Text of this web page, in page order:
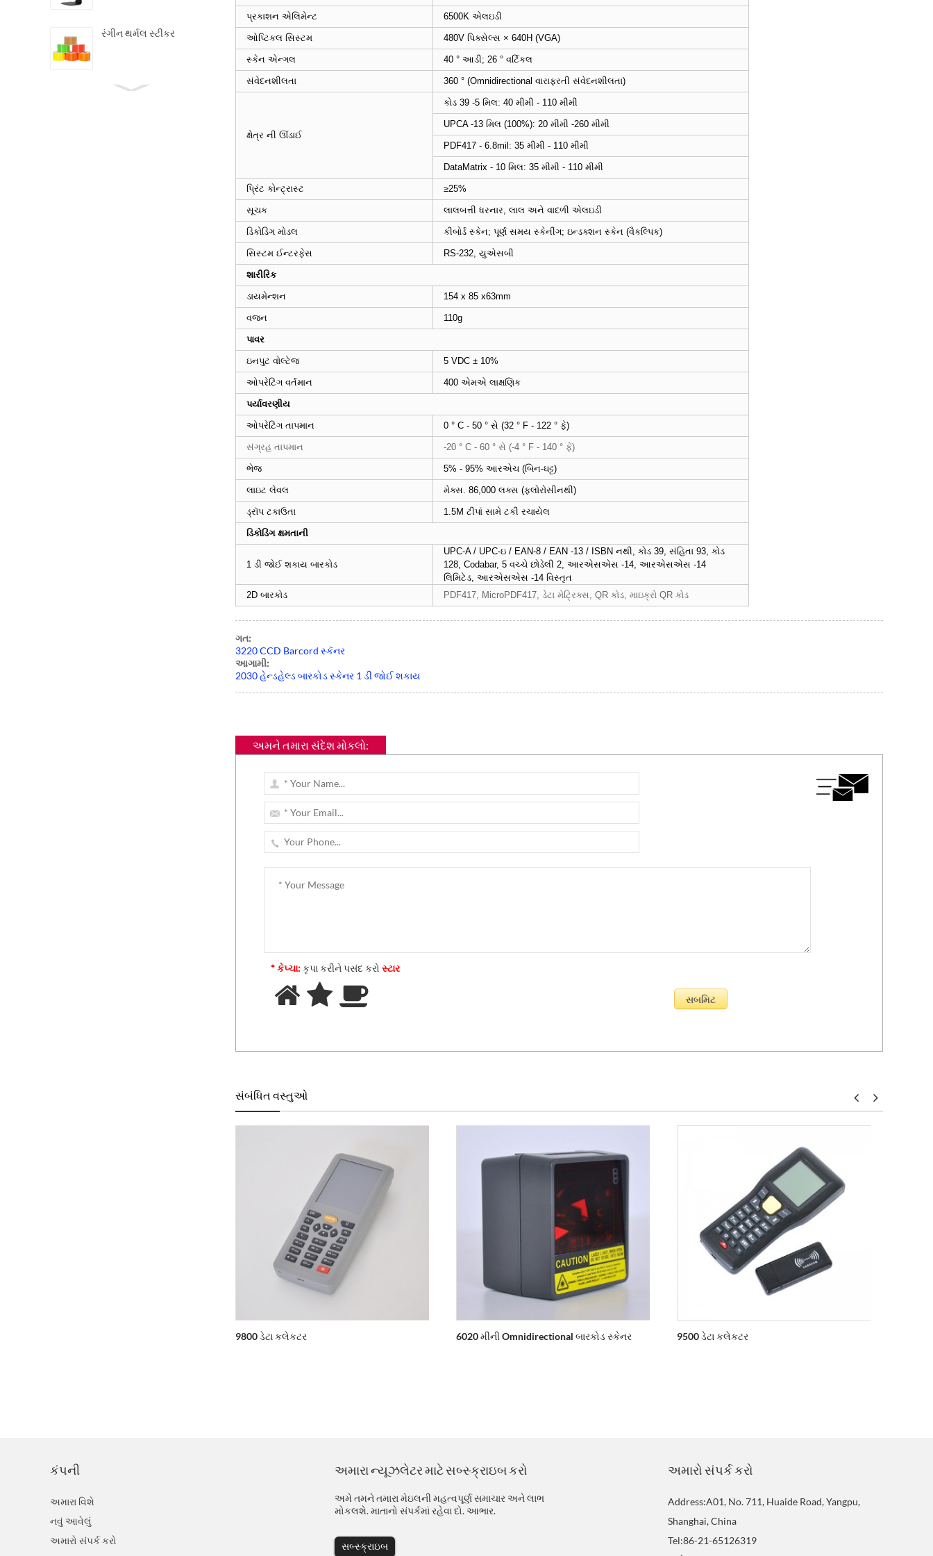
રંગીન થર્મલ સ્ટીકર
મીની ડાયરેક્ટ થર્મલ બારકોડ
પ્રકાશન એલિમેન્ટ 6500K એલઇડી
ઓપ્ટિકલ સિસ્ટમ 480V પિક્સેલ્સ × 640H (VGA)
સ્કેન એન્ગલ 40 ° આડી; 26 ° વર્ટિકલ
સંવેદનશીલતા 360 ° (Omnidirectional વારાફરતી સંવેદનશીલતા)
ક્ષેત્ર ની ઊંડાઈ
કોડ 39 -5 મિલ: 40 મીમી - 110 મીમી
UPCA -13 મિલ (100%): 20 મીમી -260 મીમી
PDF417 - 6.8mil: 35 મીમી - 110 મીમી
DataMatrix - 10 મિલ: 35 મીમી - 110 મીમી
પ્રિંટ કોન્ટ્રાસ્ટ ≥25%
સૂચક લાલબત્તી ધરનાર, લાલ અને વાદળી એલઇડી
ડિકોડિંગ મોડલ કીબોર્ડ સ્કેન; પૂર્ણ સમય સ્કેનીંગ; ઇન્ડક્શન સ્કેન (વૈકલ્પિક)
સિસ્ટમ ઈન્ટરફેસ RS-232, યુએસબી
શારીરિક
ડાયમેન્શન 154 x 85 x63mm
વજન 110g
પાવર
ઇનપુટ વોલ્ટેજ 5 VDC ± 10%
ઓપરેટિંગ વર્તમાન 400 એમએ લાક્ષણિક
પર્યાવરણીય
ઓપરેટિંગ તાપમાન 0 ° C - 50 ° સે (32 ° F - 122 ° ફે)
સંગ્રહ તાપમાન -20 ° C - 60 ° સે (-4 ° F - 140 ° ફે)
ભેજ 5% - 95% આરએચ (બિન-ઘટ્ટ)
લાઇટ લેવલ મેક્સ. 86,000 લક્સ (ફ્લોરોસીનથી)
ડ્રૉપ ટકાઉતા 1.5M ટીપાં સામે ટકી રચાયેલ
ડિકોડિંગ ક્ષમતાની
1 ડી જોઈ શકાય બારકોડ
UPC-A / UPC-ઇ / EAN-8 / EAN -13 / ISBN નથી, કોડ 39, સંહિતા 93, કોડ
128, Codabar, 5 વચ્ચે છોડેલી 2, આરએસએસ -14, આરએસએસ -14
લિમિટેડ, આરએસએસ -14 વિસ્તૃત
2D બારકોડ
PDF417, MicroPDF417, ડેટા મેટ્રિક્સ, QR કોડ, માઇક્રો QR કોડ
ગત:
3220 CCD Barcord સ્કૅનર
આગામી:
2030 હેન્ડહેલ્ડ બારકોડ સ્કેનર 1 ડી જોઈ શકાય
અમને તમારા સંદેશ મોકલો:
* કેપ્ચા:કૃપા કરીને પસંદ કરો સ્ટાર
સંબંધિત વસ્તુઓ
9800 ડેટા કલેકટર 6020 મીની Omnidirectional બારકોડ સ્કેનર 9500 ડેટા કલેકટર
કંપની
અમારા વિશે
નવું આવેલું
અમારો સંપર્ક કરો
અમારા ન્યૂઝલેટર માટે સબ્સ્ક્રાઇબ કરો
અમે તમને તમારા મેઇલની મહત્વપૂર્ણ સમાચાર અને લાભ
મોકલશે. માતાનો સંપર્કમાં રહેવા દો. આભાર.
સબ્સ્ક્રાઇબ
અમારો સંપર્ક કરો
Address:A01, No. 711, Huaide Road, Yangpu,
Shanghai, China
Tel:86-21-65126319